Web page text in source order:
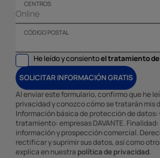
CENTROS
CÓDIGO POSTAL
He leído y consientoel tratamiento
SOLICITAR INFORMACIÓN GRATIS
Al enviar este formulario, confirmo que he
privacidad y conozco cómo se tratarán mis
Información básica de protección de
tratamiento: empresas DAVANTE.
información y prospección comercial.
rectificar y suprimir sus datos, así como
explica en nuestra política de privacidad.